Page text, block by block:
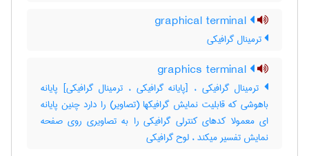
ترمینال گرافیکی
ترمینال گرافیکی ، [پایانه گرافیکی ، ترمینال گرافیکی] پایانه
باهوشی که قابلیت نمایش گرافیکها (تصاویر) را دارد چنین پایانه
ای معمولا کدهای کنترلی گرافیکی را به تصاویری روی صفحه
نمایش تفسیر میکند ، لوح گرافیکی